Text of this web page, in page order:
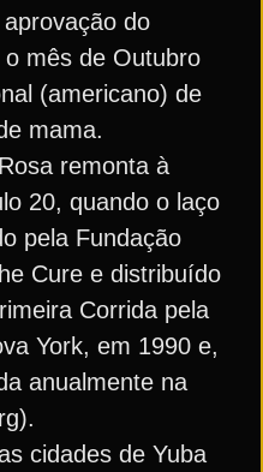
do
mês de Outubro
(americano) de
mama.
remonta à
20, quando o laço
pela Fundação
Cure e distribuído
Corrida pela
York, em 1990 e,
anualmente na
cidades de Yuba